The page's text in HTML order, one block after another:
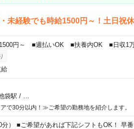
経験でも時給1500円～！土日祝休
1500円～ ■週払いOK ■扶養内OK ■日収1
袋駅 /
で30分以内！≫ご希望の勤務地を紹介します。
分） ■ご希望があれば下記シフトもOK！ 早